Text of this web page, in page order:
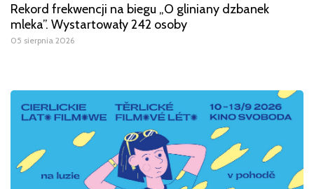
Rekord frekwencji na biegu „O gliniany dzbanek
mleka”. Wystartowały 242 osoby
05 sierpnia 2026